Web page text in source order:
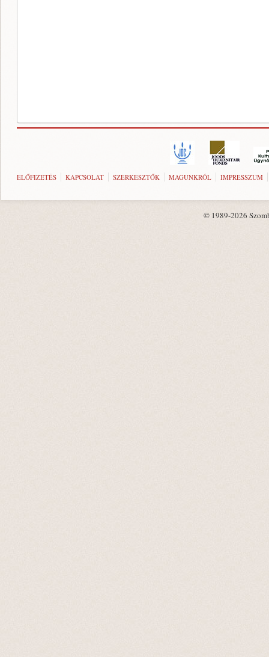
ELŐFIZETÉS KAPCSOLAT SZERKESZTŐK MAGUNKRÓL IMPRESSZUM
© 1989-2026